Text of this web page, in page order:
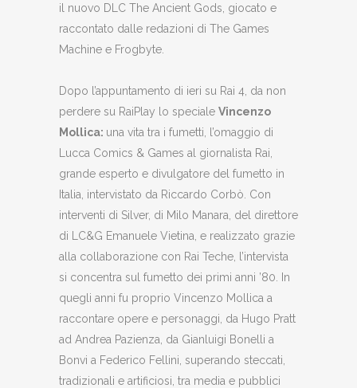
il nuovo DLC The Ancient Gods, giocato e
raccontato dalle redazioni di The Games
Machine e Frogbyte.
Dopo l’appuntamento di ieri su Rai 4, da non
perdere su RaiPlay lo speciale Vincenzo
Mollica: una vita tra i fumetti, l’omaggio di
Lucca Comics & Games al giornalista Rai,
grande esperto e divulgatore del fumetto in
Italia, intervistato da Riccardo Corbò. Con
interventi di Silver, di Milo Manara, del direttore
di LC&G Emanuele Vietina, e realizzato grazie
alla collaborazione con Rai Teche, l’intervista
si concentra sul fumetto dei primi anni ’80. In
quegli anni fu proprio Vincenzo Mollica a
raccontare opere e personaggi, da Hugo Pratt
ad Andrea Pazienza, da Gianluigi Bonelli a
Bonvi a Federico Fellini, superando steccati,
tradizionali e artificiosi, tra media e pubblici